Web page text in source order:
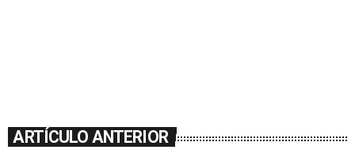
ARTÍCULO ANTERIOR